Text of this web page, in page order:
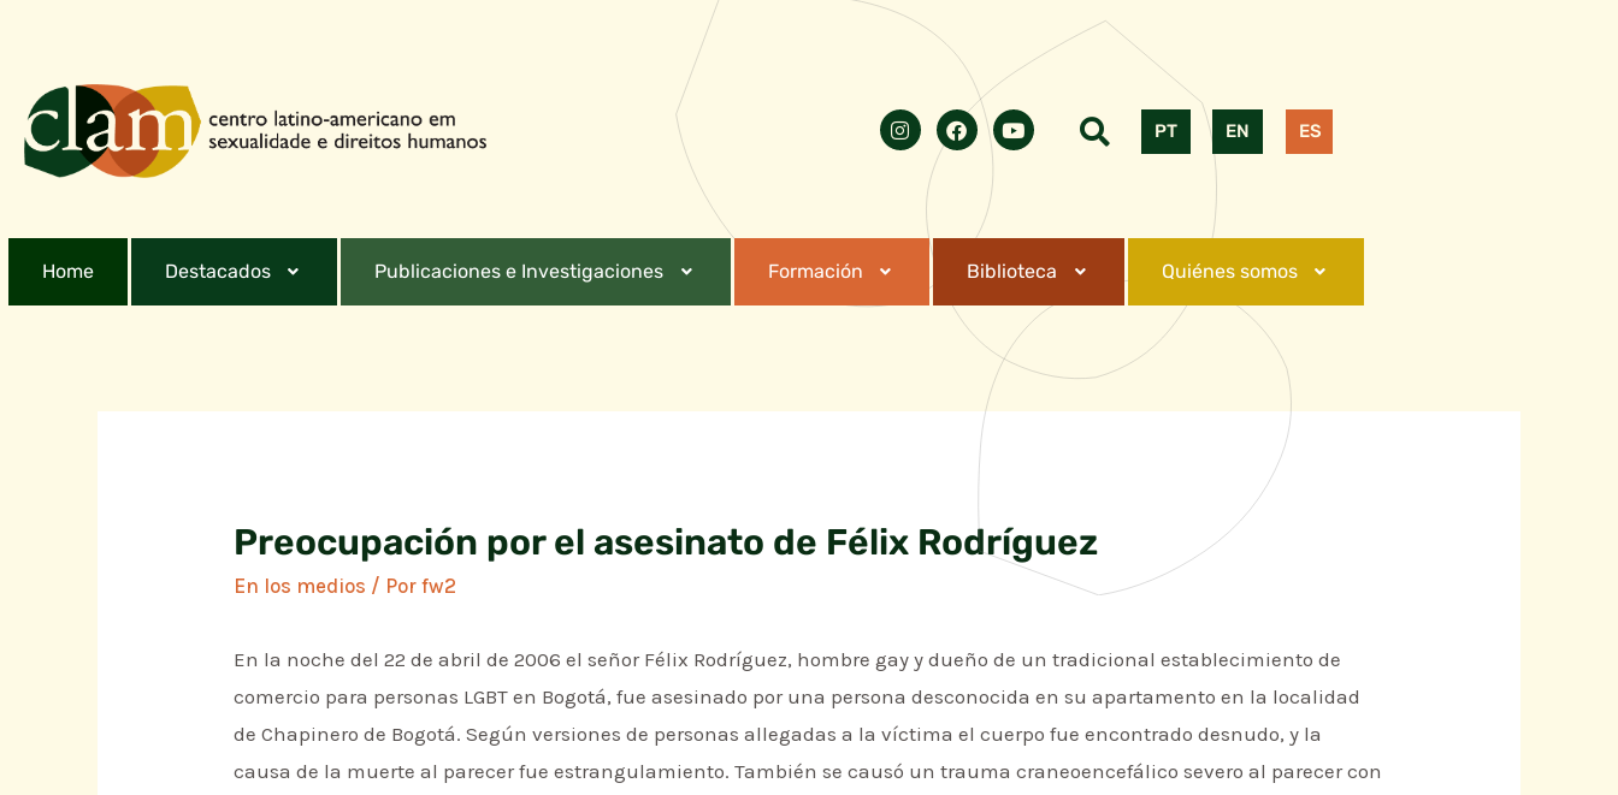
PT EN ES
Home Destacados Publicaciones e Investigaciones Formación Biblioteca Quiénes somos
Preocupación por el asesinato de Félix Rodríguez
En los medios / Porfw2
En la noche del 22 de abril de 2006 el señor Félix Rodríguez, hombre gay y dueño de un tradicional establecimiento de
comercio para personas LGBT en Bogotá, fue asesinado por una persona desconocida en su apartamento en la localidad
de Chapinero de Bogotá. Según versiones de personas allegadas a la víctima el cuerpo fue encontrado desnudo, y la
causa de la muerte al parecer fue estrangulamiento. También se causó un trauma craneoencefálico severo al parecer con